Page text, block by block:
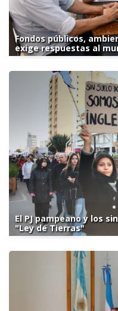
Fondos públicos,
exige respuestas al
El PJ pampeano y los
"Ley de Tierras"